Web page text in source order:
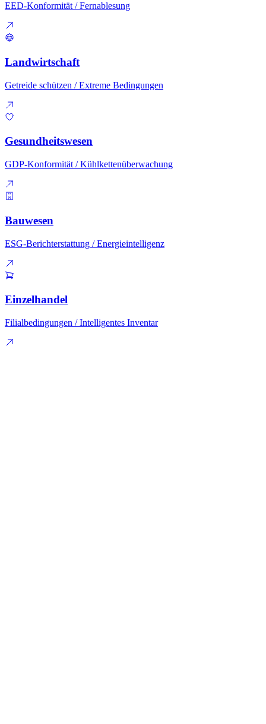
EED-Konformität / Fernablesung
Landwirtschaft
Getreide schützen / Extreme Bedingungen
Gesundheitswesen
GDP-Konformität / Kühlkettenüberwachung
Bauwesen
ESG-Berichterstattung / Energieintelligenz
Einzelhandel
Filialbedingungen / Intelligentes Inventar